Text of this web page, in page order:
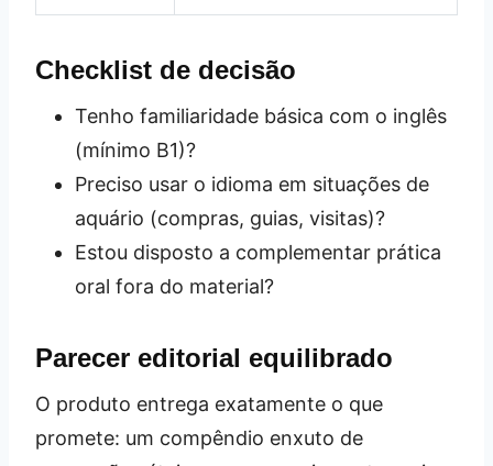
Checklist de decisão
Tenho familiaridade básica com o inglês
(mínimo B1)?
Preciso usar o idioma em situações de
aquário (compras, guias, visitas)?
Estou disposto a complementar prática
oral fora do material?
Parecer editorial equilibrado
O produto entrega exatamente o que
promete: um compêndio enxuto de